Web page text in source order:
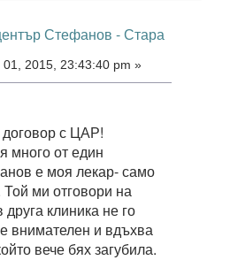
Стефанов - Стара
2015, 23:43:40 pm »
с ЦАР!
много от един
е моя лекар- само
ми отговори на
клиника не го
внимателен и вдъхва
вече бях загубила.